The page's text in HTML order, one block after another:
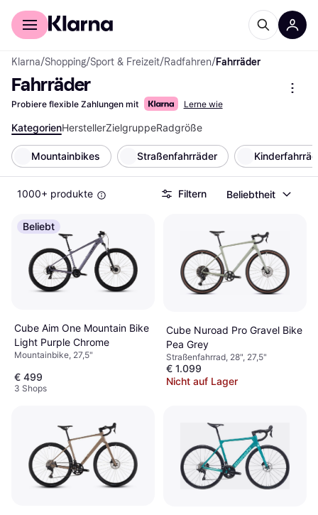
Für Shopper
Klarna/Shopping/Sport & Freizeit/Radfahren/Fahrräder
Fahrräder
Probiere flexible Zahlungen mit Lerne wie
KategorienHerstellerZielgruppeRadgröße
Mountainbikes Straßenfahrräder
1000+ produkte Filtern Beliebtheit
Beliebt
Cube Aim One Mountain Bike
Light Purple Chrome
Mountainbike, 27,5"
€ 499
3 Shops
Cube Nuroad Pro Gravel Bike
Pea Grey
Straßenfahrrad, 28", 27,5"
€ 1.099
Nicht auf Lager